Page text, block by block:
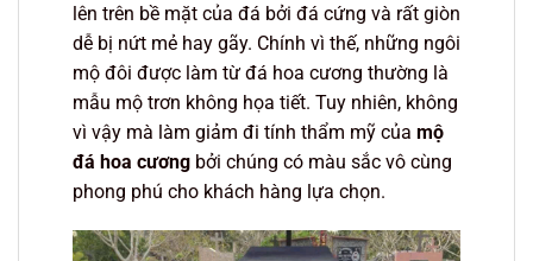
lên trên bề mặt của đá bởi đá cứng và rất giòn
dễ bị nứt mẻ hay gãy. Chính vì thế, những ngôi
mộ đôi được làm từ đá hoa cương thường là
mẫu mộ trơn không họa tiết. Tuy nhiên, không
vì vậy mà làm giảm đi tính thẩm mỹ của mộ
đá hoa cương bởi chúng có màu sắc vô cùng
phong phú cho khách hàng lựa chọn.